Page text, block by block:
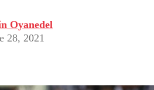
Oyanedel
28, 2021